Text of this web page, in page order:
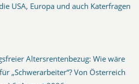
USA, Europa und auch Katerfragen
Altersrentenbezug: Wie wäre
„Schwerarbeiter“? Von Österreich